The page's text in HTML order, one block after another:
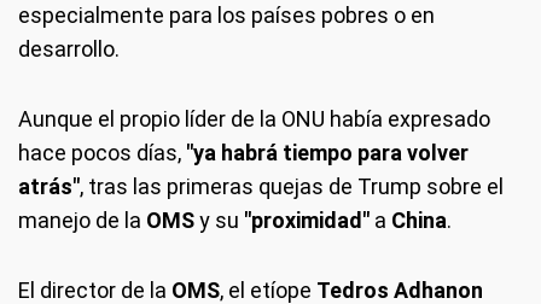
especialmente para los países pobres o en
desarrollo.
Aunque el propio líder de la ONU había expresado
hace pocos días, "ya habrá tiempo para volver
atrás", tras las primeras quejas de Trump sobre el
manejo de la OMSy su "proximidad" a China.
El director de la OMS, el etíope Tedros Adhanon